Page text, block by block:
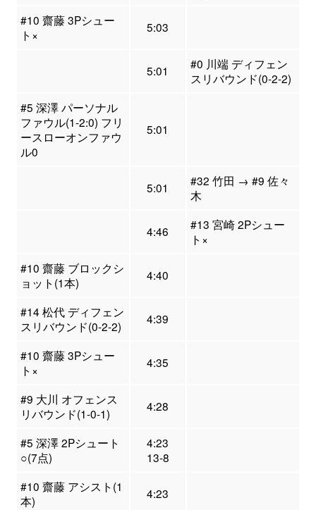
#10 齋藤 3Pシュー
ト×
5:03
5:01
#0 川端 ディフェン
スリバウンド(0-2-2)
#5 深澤 パーソナル
ファウル(1-2:0) フリ
ースローオンファウ
ル0
5:01
5:01
#32 竹田 → #9 佐々
木
4:46
#13 宮崎 2Pシュー
ト×
#10 齋藤 ブロックシ
ョット(1本)
4:40
#14 松代 ディフェン
スリバウンド(0-2-2)
4:39
#10 齋藤 3Pシュー
ト×
4:35
#9 大川 オフェンス
リバウンド(1-0-1)
4:28
#5 深澤 2Pシュート
○(7点)
4:23
13-8
#10 齋藤 アシスト(1
本)
4:23